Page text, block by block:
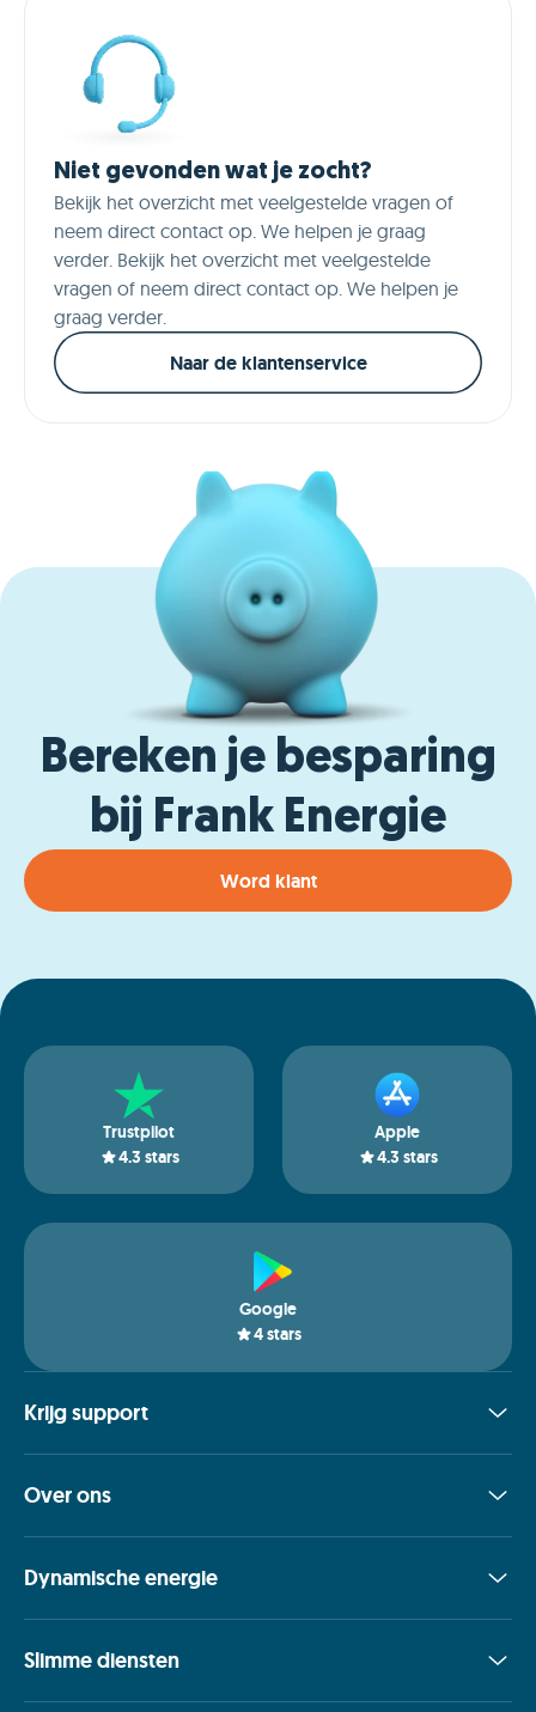
Niet gevonden wat je zocht?
Bekijk het overzicht met veelgestelde vragen of
neem direct contact op. We helpen je graag
verder. Bekijk het overzicht met veelgestelde
vragen of neem direct contact op. We helpen je
graag verder.
Naar de klantenservice
Bereken je besparing
bij Frank Energie
Word klant
Trustpilot
4.3 stars
Apple
4.3 stars
Google
4stars
Krijg support
Over ons
Dynamische energie
Slimme diensten